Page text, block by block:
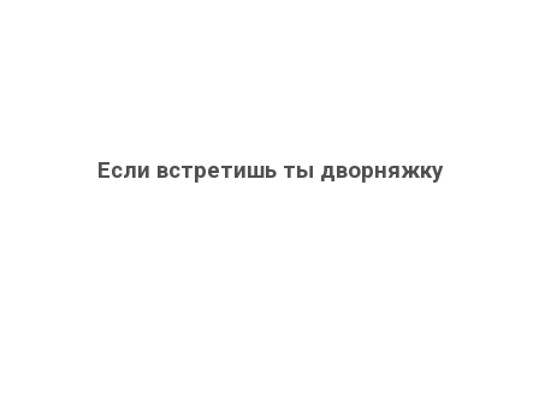
Если встретишь ты дворняжку